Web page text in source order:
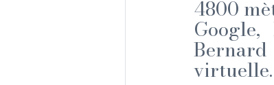
4800
virtuelle.